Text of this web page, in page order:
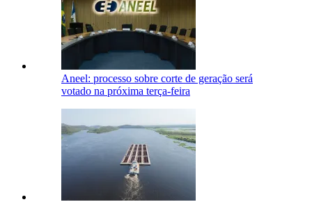
Aneel: processo sobre corte de geração será
votado na próxima terça-feira